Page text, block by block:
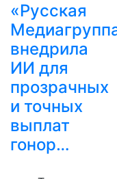
«Русская
внедрила
ИИ для
прозрачных
и точных
выплат
гонор…